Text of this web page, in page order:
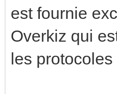
est fournie
Overkiz qui
les protocoles